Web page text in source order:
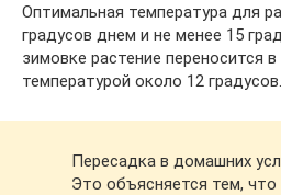
Оптимальная температура для
градусов днем и не менее 15
зимовке растение переносится
температурой около 12 градусов.
Пересадка в домашних
Это объясняется тем, что